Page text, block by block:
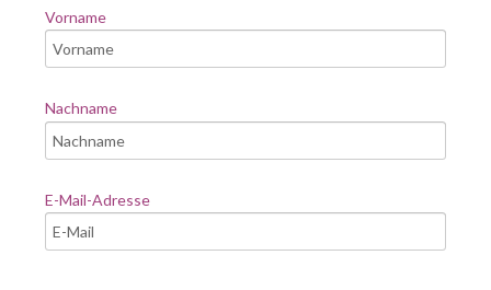
Vorname
Nachname
E-Mail-Adresse